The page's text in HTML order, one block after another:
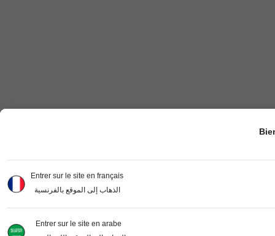
Entrer sur le site en français
الذهاب إلى الموقع بالفرنسية
Entrer sur le site en arabe